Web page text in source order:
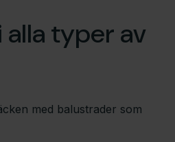
alla typer av
med balustrader som